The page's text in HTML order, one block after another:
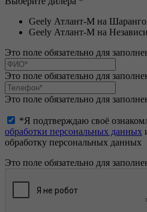
Geely Атлант-М на
Geely Атлант-М на
Это поле обязательно для
Это поле обязательно для
Это поле обязательно для
*Я подтверждаю своё
обработки персональных данных
обработку персональных данных
Это поле обязательно для